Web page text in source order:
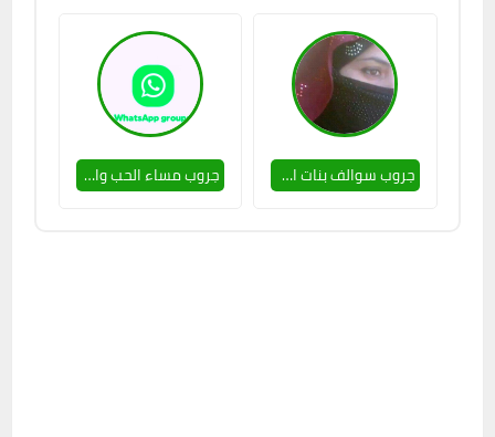
جروب سوالف بنات الاردن 🥵🔥 جروب مساء الحب والدلع 🥵🔥